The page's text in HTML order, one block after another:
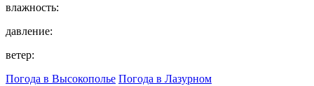
влажность:
давление:
ветер:
Погода в Высокополье Погода в Лазурном